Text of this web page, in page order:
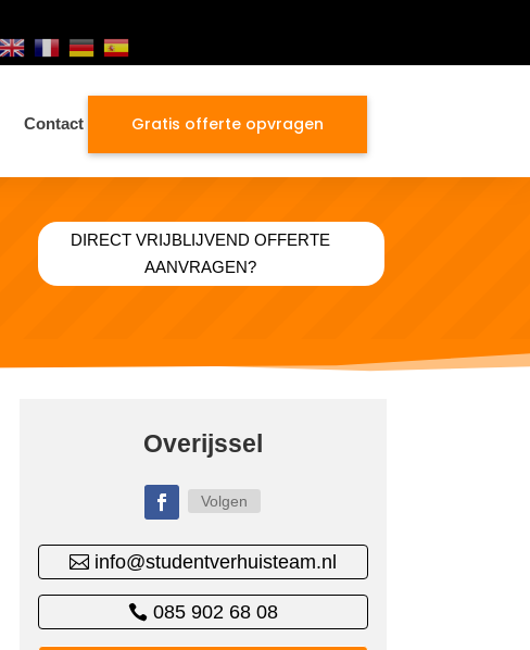
Contact Gratis offerte opvragen
DIRECT VRIJBLIJVEND OFFERTE
AANVRAGEN?
Overijssel
Volgen
info@studentverhuisteam.nl
085 902 68 08